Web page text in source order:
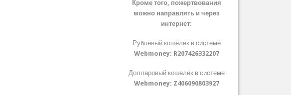
Кроме того, пожертвования
можно направлять и через
интернет:
Рублёвый кошелёк в системе
Webmoney: R207426332207
Долларовый кошелёк в системе
Webmoney: Z406090803927